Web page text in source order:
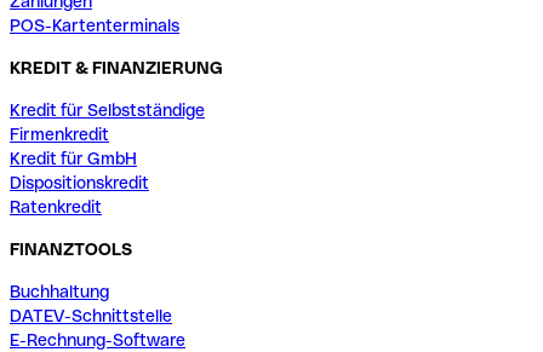
POS-Kartenterminals
KREDIT & FINANZIERUNG
Kredit für Selbstständige
Firmenkredit
Kredit für GmbH
Dispositionskredit
Ratenkredit
FINANZTOOLS
Buchhaltung
DATEV-Schnittstelle
E-Rechnung-Software